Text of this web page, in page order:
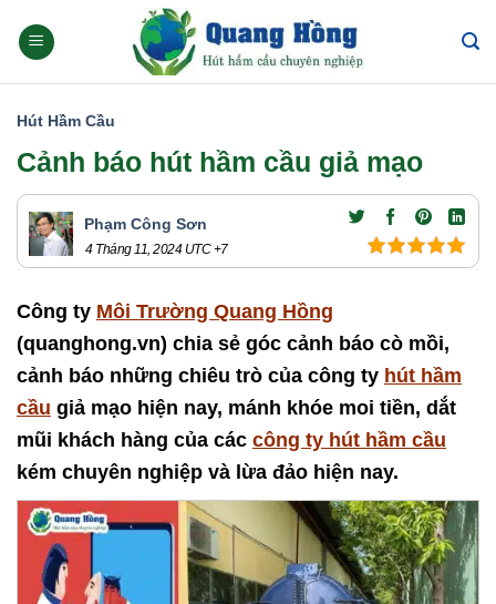
Hút Hầm Cầu
Cảnh báo hút hầm cầu giả mạo
Phạm Công Sơn
4 Tháng 11, 2024UTC +7
Công ty Môi Trường Quang Hồng
(quanghong.vn) chia sẻ góc cảnh báo cò mồi,
cảnh báo những chiêu trò của công ty hút hầm
cầu giả mạo hiện nay, mánh khóe moi tiền, dắt
mũi khách hàng của các công ty hút hầm cầu
kém chuyên nghiệp và lừa đảo hiện nay.